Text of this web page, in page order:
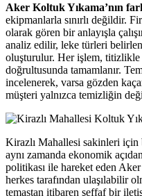
giris
giris
Aker Koltuk Yıkama’nın
ekipmanlarla sınırlı değildir.
olarak gören bir anlayışla
analiz edilir, leke türleri
oluşturulur. Her işlem,
doğrultusunda tamamlanır.
incelenerek, varsa gözden
müşteri yalnızca temizliğin
Kirazlı Mahallesi sakinleri
aynı zamanda ekonomik
politikası ile hareket eden
herkes tarafından ulaşılabilir
temastan itibaren şeffaf bir